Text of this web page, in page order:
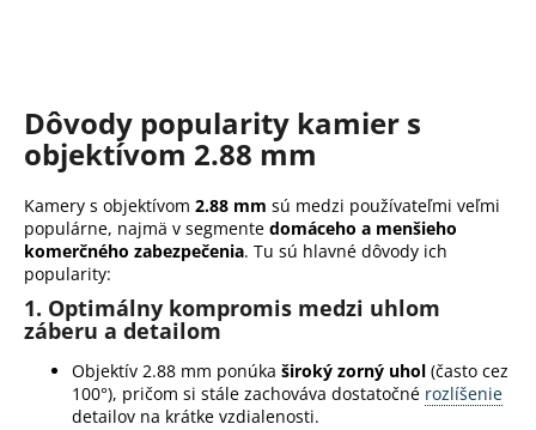
Dôvody popularity kamier s
objektívom 2.88 mm
Kamery s objektívom 2.88 mm sú medzi používateľmi veľmi
populárne, najmä v segmente domáceho a menšieho
komerčného zabezpečenia. Tu sú hlavné dôvody ich
popularity:
1. Optimálny kompromis medzi uhlom
záberu a detailom
Objektív 2.88 mm ponúka široký zorný uhol (často cez
100°), pričom si stále zachováva dostatočné rozlíšenie
detailov na krátke vzdialenosti.